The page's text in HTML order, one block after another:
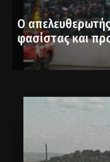
Ο
φασίστας και